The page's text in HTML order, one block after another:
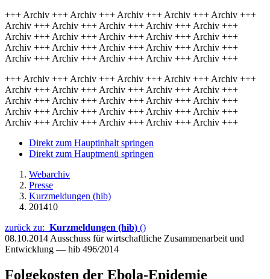
+++ Archiv +++ Archiv +++ Archiv +++ Archiv +++ Archiv +++
Archiv +++ Archiv +++ Archiv +++ Archiv +++ Archiv +++
Archiv +++ Archiv +++ Archiv +++ Archiv +++ Archiv +++
Archiv +++ Archiv +++ Archiv +++ Archiv +++ Archiv +++
Archiv +++ Archiv +++ Archiv +++ Archiv +++ Archiv +++
+++ Archiv +++ Archiv +++ Archiv +++ Archiv +++ Archiv +++
Archiv +++ Archiv +++ Archiv +++ Archiv +++ Archiv +++
Archiv +++ Archiv +++ Archiv +++ Archiv +++ Archiv +++
Archiv +++ Archiv +++ Archiv +++ Archiv +++ Archiv +++
Archiv +++ Archiv +++ Archiv +++ Archiv +++ Archiv +++
Direkt zum Hauptinhalt springen
Direkt zum Hauptmenü springen
Webarchiv
Presse
Kurzmeldungen (hib)
201410
zurück zu: Kurzmeldungen (hib) ()
08.10.2014 Ausschuss für wirtschaftliche Zusammenarbeit und
Entwicklung — hib 496/2014
Folgekosten der Ebola-Epidemie